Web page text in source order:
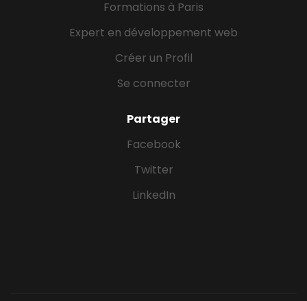
Formations à Paris
Expert en développement web
Créer un Profil
Se connecter
Partager
Facebook
Twitter
LinkedIn